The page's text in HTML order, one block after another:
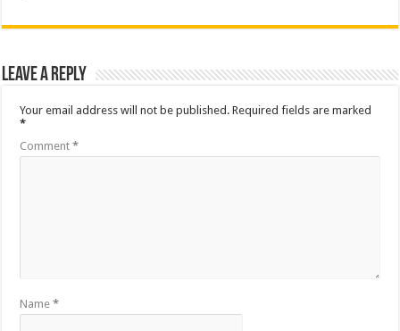
Leave a Reply
Your email address will not be published. Required fields are marked
*
Comment*
Name*